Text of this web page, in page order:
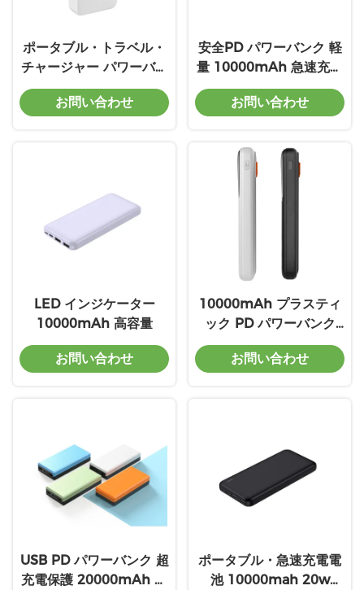
ポータブル・トラベル・
チャージャー パワーバン
ク 20W 20000mAh 急
速充電 パワーバンク
お問い合わせ
安全PD パワーバンク 軽
量 10000mAh 急速充電
パワーバンク充電
お問い合わせ
LED インジケーター
10000mAh 高容量
お問い合わせ
10000mAh プラスティ
ック PD パワーバンク
LED インジケーター ユ
ニバーサル 急速充電
お問い合わせ
USB PD パワーバンク 超
充電保護 20000mAh ス
ポータブル・急速充電電
池 10000mah 20w